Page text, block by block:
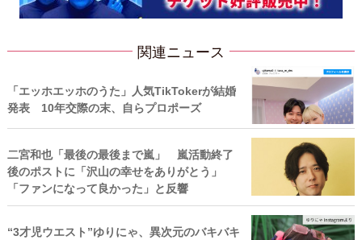
関連ニュース
「エッホエッホのうた」人気TikTokerが結婚
発表 10年交際の末、自らプロポーズ
二宮和也「最後の最後まで嵐」 嵐活動終了
後のポストに「沢山の幸せをありがとう」
「ファンになって良かった」と反響
“3才児ウエスト”ゆりにゃ、異次元のバキバキ